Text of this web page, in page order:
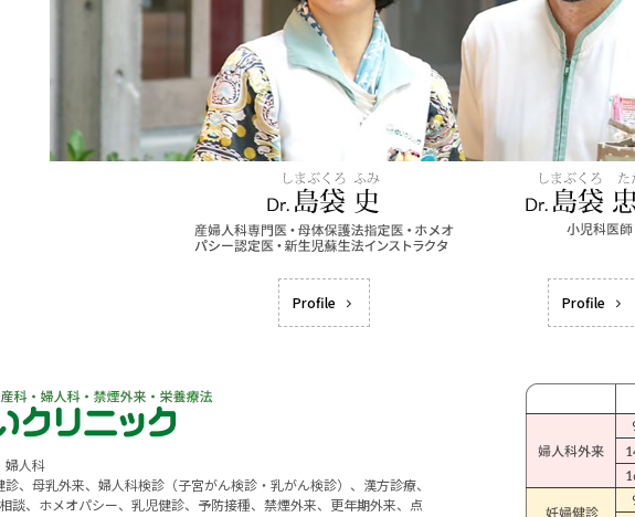
Profile Profile
婦人科
、母乳外来、婦人科検診（子宮がん検診・乳がん検診）、漢方診療、
談、ホメオパシー、乳児健診、予防接種、禁煙外来、更年期外来、点